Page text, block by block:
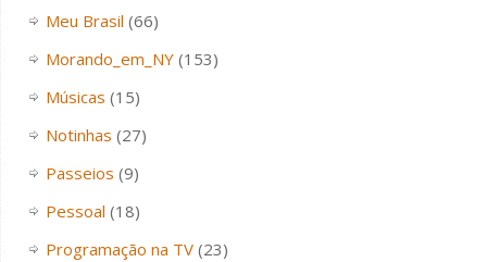
Meu Brasil (66)
Morando_em_NY(153)
Músicas (15)
Notinhas (27)
Passeios (9)
Pessoal (18)
Programação na TV(23)